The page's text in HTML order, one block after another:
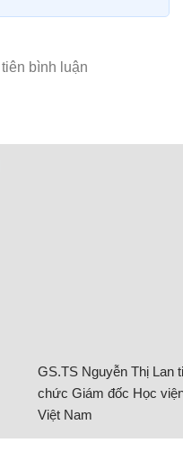
GS.TS Nguyễn Thị Lan
chức Giám đốc Học
Việt Nam